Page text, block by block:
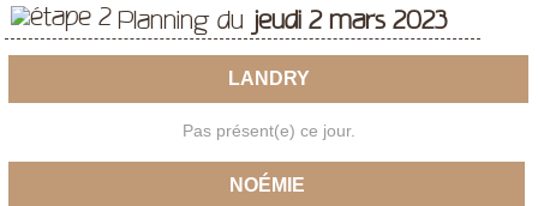
Planning du jeudi 2 mars 2023
LANDRY
Pas présent(e) ce jour.
NOÉMIE